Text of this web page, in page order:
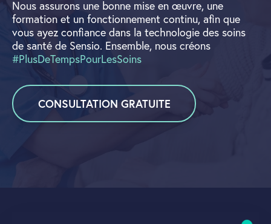
Nous assurons une bonne mise en œuvre, une
formation et un fonctionnement continu, afin que
vous ayez confiance dans la technologie des soins
de santé de Sensio. Ensemble, nous créons
#PlusDeTempsPourLesSoins
CONSULTATION GRATUITE